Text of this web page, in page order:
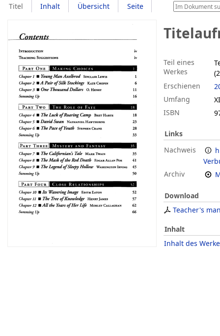
Titel Inhalt Übersicht Seite
Teil eines
Werkes
Erschienen
Umfang
ISBN
Links
Nachweis
Archiv
Download
Teacher's
Inhalt
Inhalt des